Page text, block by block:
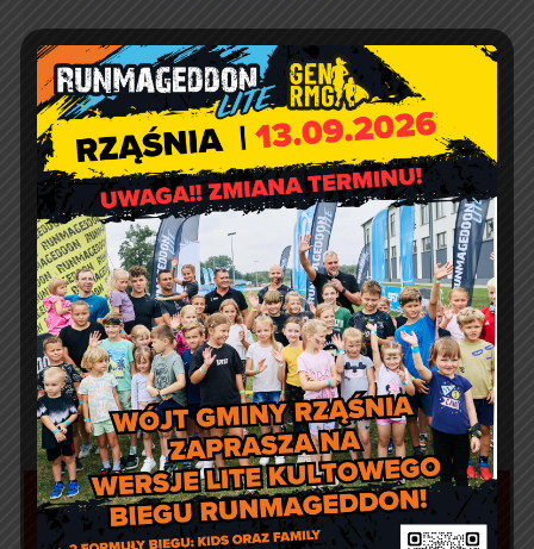
Czekoladowe warsztaty z
okazji Dnia Babci i Dziadka
w Bibliotece w Kodraniu